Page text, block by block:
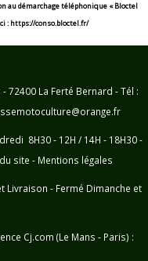
au démarchage téléphonique « Bloctel
: https://conso.bloctel.fr/
- 72400 La Ferté Bernard - Tél :
8H30 - 12H / 14H - 18H30 -
site - Mentions légales
Livraison - Fermé Dimanche et
Cj.com (Le Mans - Paris) :